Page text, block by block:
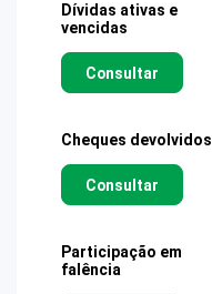
Dívidas ativas e
vencidas
Consultar
Cheques devolvidos
Consultar
Participação em
falência